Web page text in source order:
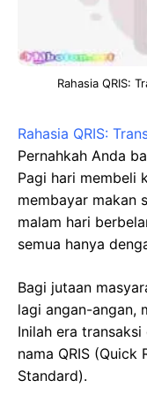
Rahasia QRIS:
Rahasia QRIS:
Pernahkah Anda
Pagi hari membeli
membayar makan
malam hari
semua hanya
Bagi jutaan
lagi angan-angan,
Inilah era
nama QRIS (Quick
Standard).